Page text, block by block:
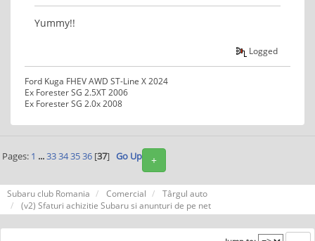
Yummy!!
Logged
Ford Kuga FHEV AWD ST-Line X 2024
Ex Forester SG 2.5XT 2006
Ex Forester SG 2.0x 2008
+
Pages: 1 ...33 34 35 36[37] Go Up
Subaru club Romania Comercial
Târgul auto
(v2) Sfaturi achizitie Subaru si anunturi de pe net